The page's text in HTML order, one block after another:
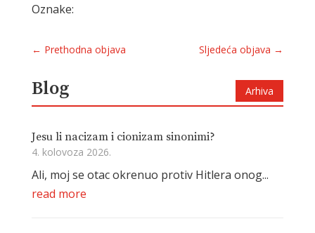
Oznake:
← Prethodna objava Sljedeća objava →
Blog Arhiva
Jesu li nacizam i cionizam sinonimi?
4. kolovoza 2026.
Ali, moj se otac okrenuo protiv Hitlera onog...
read more